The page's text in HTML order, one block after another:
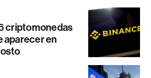
criptomonedas
aparecer en